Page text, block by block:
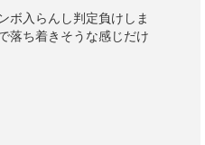
ボ入らんし判定負けしま
落ち着きそうな感じだけ